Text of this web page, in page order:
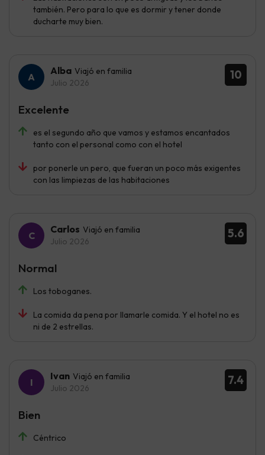
también. Pero para lo que es dormir y tener donde
ducharte muy bien.
10
Alba Viajó en familia
Julio 2026
es el segundo año que vamos y estamos encantados
tanto con el personal como con el hotel
por ponerle un pero, que fueran un poco más exigentes
con las limpiezas de las habitaciones
Excelente
5.6
Carlos Viajó en familia
Julio 2026
Los toboganes.
La comida da pena por llamarle comida. Y el hotel no es
ni de 2 estrellas.
Normal
7.4
Ivan Viajó en familia
Julio 2026
Céntrico
Bien